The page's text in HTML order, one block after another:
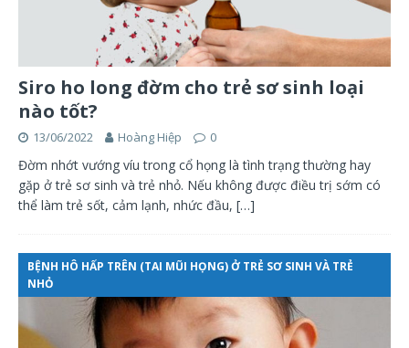
Siro ho long đờm cho trẻ sơ sinh loại
nào tốt?
13/06/2022 Hoàng Hiệp 0
Đờm nhớt vướng víu trong cổ họng là tình trạng thường hay
gặp ở trẻ sơ sinh và trẻ nhỏ. Nếu không được điều trị sớm có
thể làm trẻ sốt, cảm lạnh, nhức đầu, […]
BỆNH HÔ HẤP TRÊN (TAI MŨI HỌNG) Ở TRẺ SƠ SINH VÀ TRẺ
NHỎ